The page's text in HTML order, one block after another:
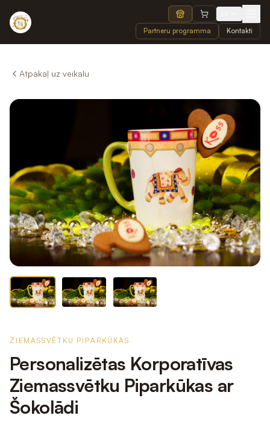
Partneru programma Kontakti
Atpakaļ uz veikalu
ZIEMASSVĒTKU PIPARKŪKAS
Personalizētas Korporatīvas
Ziemassvētku Piparkūkas ar
Šokolādi